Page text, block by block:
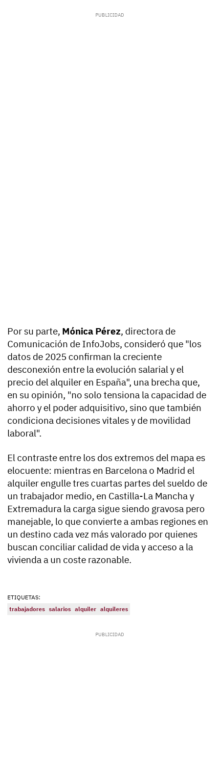
Por su parte, Mónica Pérez, directora de
Comunicación de InfoJobs, consideró que "los
datos de 2025 confirman la creciente
desconexión entre la evolución salarial y el
precio del alquiler en España", una brecha que,
en su opinión, "no solo tensiona la capacidad de
ahorro y el poder adquisitivo, sino que también
condiciona decisiones vitales y de movilidad
laboral".
El contraste entre los dos extremos del mapa es
elocuente: mientras en Barcelona o Madrid el
alquiler engulle tres cuartas partes del sueldo de
un trabajador medio, en Castilla-La Mancha y
Extremadura la carga sigue siendo gravosa pero
manejable, lo que convierte a ambas regiones en
un destino cada vez más valorado por quienes
buscan conciliar calidad de vida y acceso a la
vivienda a un coste razonable.
ETIQUETAS:
trabajadores salarios alquiler alquileres